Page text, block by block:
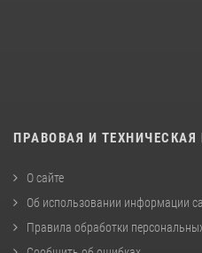
ПРАВОВАЯ И
О сайте
Об использовании информации
Правила обработки